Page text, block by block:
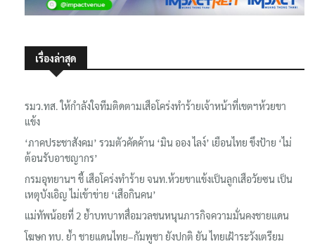
เรื่องล่าสุด
รมว.ทส. ให้กำลังใจทีมติดตามเสือโคร่งทำร้ายเจ้าหน้าที่เขตฯห้วยขา
แข้ง
‘ภาคประชาสังคม’ รวมตัวคัดค้าน ‘มิน ออง ไลง์’ เยือนไทย ขึงป้าย ‘ไม่
ต้อนรับอาชญากร’
กรมอุทยานฯ ชี้ เสือโคร่งทำร้าย จนท.ห้วยขาแข้งเป็นลูกเสือวัยซน เป็น
เหตุบังเอิญ ไม่เข้าข่าย ‘เสือกินคน’
แม่ทัพน้อยที่ 2 ย้ำบทบาทสื่อมวลชนหนุนภารกิจความมั่นคงชายแดน
โฆษก ทบ. ย้ำ ชายแดนไทย–กัมพูชา ยังปกติ ยัน ไทยเฝ้าระวังเตรียม